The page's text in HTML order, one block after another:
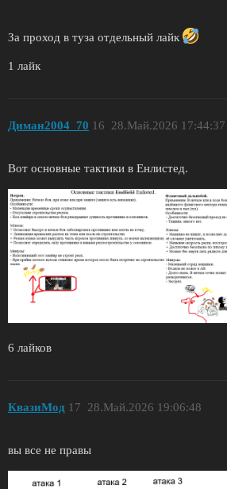
За проход в туза отдельный лайк
1 лайк
Диман2004_70 28.Май.2026 17:44:37
16
Вот основные тактики в Енлистед.
6 лайков
КвазиМод 28.Май.2026 19:06:48
17
вы все не правы